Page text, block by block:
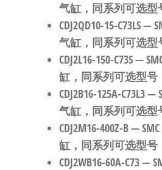
气缸，同系列可选型
CDJ2QD10-15-C73LS—
气缸，同系列可选型
CDJ2L16-150-C73S—
缸，同系列可选型号
CDJ2B16-125A-C73L3—
气缸，同系列可选型
CDJ2M16-400Z-B— SMC
缸，同系列可选型号
CDJ2WB16-60A-C73—